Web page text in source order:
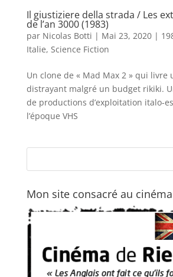
Il giustiziere della strada / Les
de l’an 3000 (1983)
par Nicolas Botti | Mai 23, 2020|
Italie, Science Fiction
Un clone de « Mad Max 2 » qui livre
distrayant malgré un budget rikiki.
de productions d’exploitation italo-
l’époque VHS
Mon site consacré au